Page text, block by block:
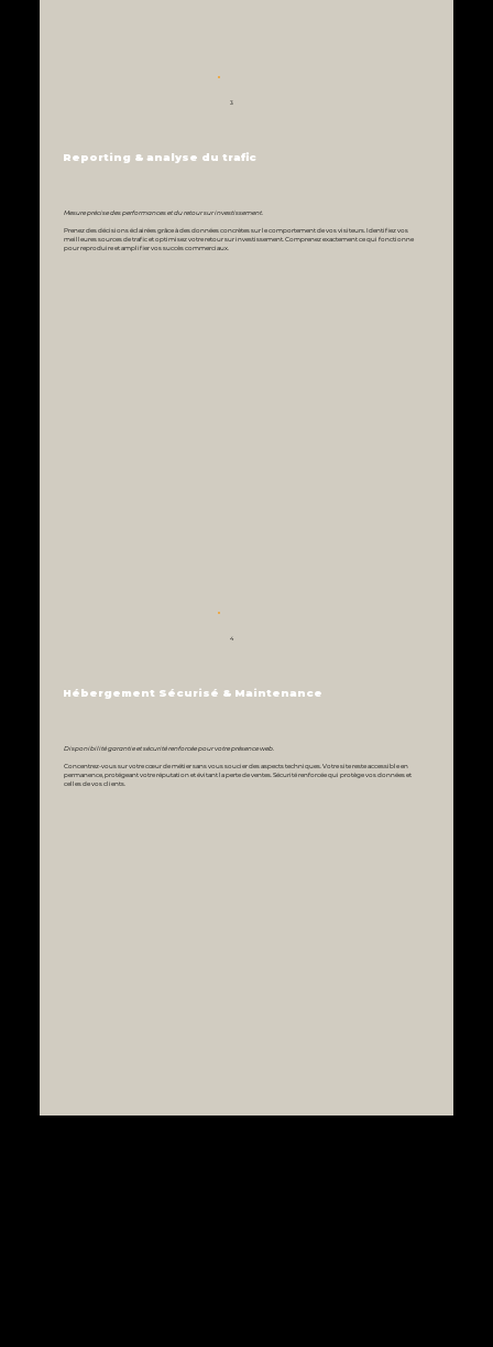
3
Reporting & analyse du trafic
Mesure précise des performances et du retour sur investissement.
Prenez des décisions éclairées grâce à des données concrètes sur le comportement de vos visiteurs. Identifiez vos
meilleures sources de trafic et optimisez votre retour sur investissement. Comprenez exactement ce qui fonctionne
pour reproduire et amplifier vos succès commerciaux.
4
Hébergement Sécurisé & Maintenance
Disponibilité garantie et sécurité renforcée pour votre présence web.
Concentrez-vous sur votre cœur de métier sans vous soucier des aspects techniques. Votre site reste accessible en
permanence, protégeant votre réputation et évitant la perte de ventes. Sécurité renforcée qui protège vos données et
celles de vos clients.